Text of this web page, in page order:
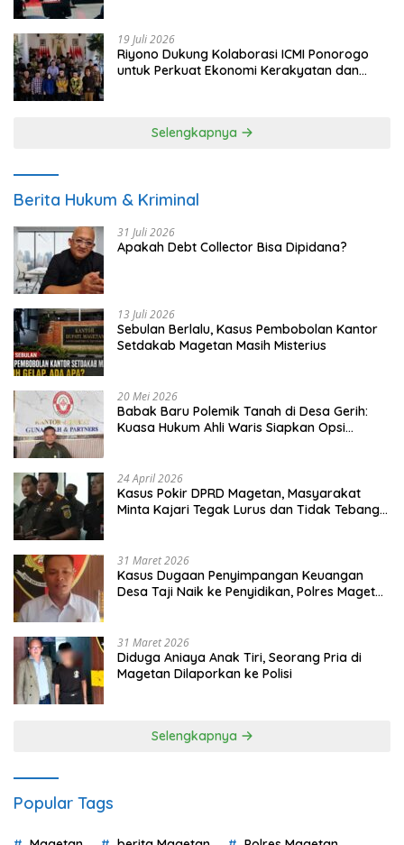
19 Juli 2026
Riyono Dukung Kolaborasi ICMI Ponorogo
untuk Perkuat Ekonomi Kerakyatan dan
Selengkapnya
Berita Hukum & Kriminal
31 Juli 2026
Apakah Debt Collector Bisa Dipidana?
13 Juli 2026
Sebulan Berlalu, Kasus Pembobolan Kantor
Setdakab Magetan Masih Misterius
20 Mei 2026
Babak Baru Polemik Tanah di Desa Gerih:
Kuasa Hukum Ahli Waris Siapkan Opsi
24 April 2026
Kasus Pokir DPRD Magetan, Masyarakat
Minta Kajari Tegak Lurus dan Tidak Tebang
31 Maret 2026
Kasus Dugaan Penyimpangan Keuangan
Desa Taji Naik ke Penyidikan, Polres Magetan
31 Maret 2026
Diduga Aniaya Anak Tiri, Seorang Pria di
Magetan Dilaporkan ke Polisi
Selengkapnya
Popular Tags